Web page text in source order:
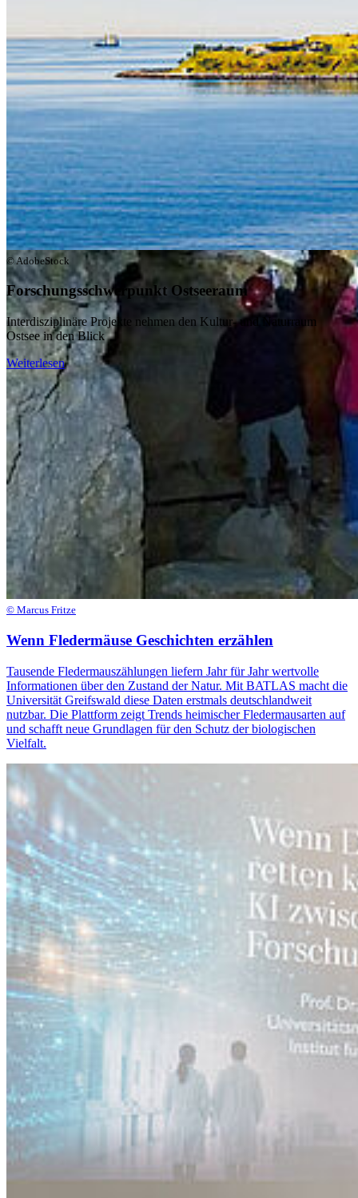
© AdobeStock
Forschungsschwerpunkt Ostseeraum
Interdisziplinäre Projekte nehmen den Kultur- und Naturraum
Ostsee in den Blick
Weiterlesen
„unsichtbaren Helfern“ der Chemie – und wie sie mit Hilfe der
Natur effizientere und umweltfreundlichere Verfahren ermöglichen.
© Marcus Fritze
Wenn Fledermäuse Geschichten erzählen
Tausende Fledermauszählungen liefern Jahr für Jahr wertvolle
Informationen über den Zustand der Natur. Mit BATLAS macht die
Universität Greifswald diese Daten erstmals deutschlandweit
nutzbar. Die Plattform zeigt Trends heimischer Fledermausarten auf
und schafft neue Grundlagen für den Schutz der biologischen
Vielfalt.